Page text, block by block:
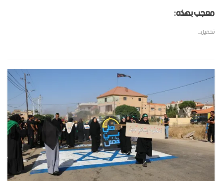
معجب بهذه:
تحميل...